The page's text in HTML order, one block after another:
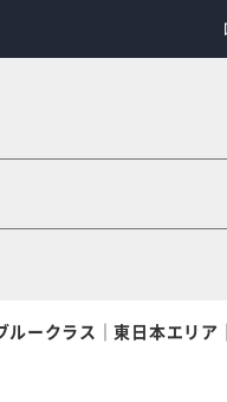
ークラス｜東日本エリア